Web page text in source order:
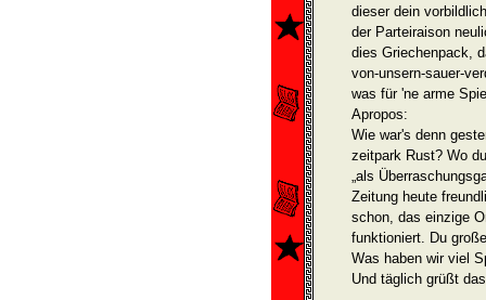
dieser dein
der Parteiraison
dies Griechenpack,
von-unsern-sauer-
was für 'ne arme
Apropos:
Wie war's denn
zeitpark Rust? Wo
„als
Zeitung heute
schon, das einzige
funktioniert. Du
Was haben wir viel
Und täglich grüßt